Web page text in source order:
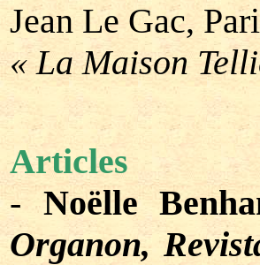
Jean Le Gac,
« La Maison
Articles
- Noëlle
Organon,